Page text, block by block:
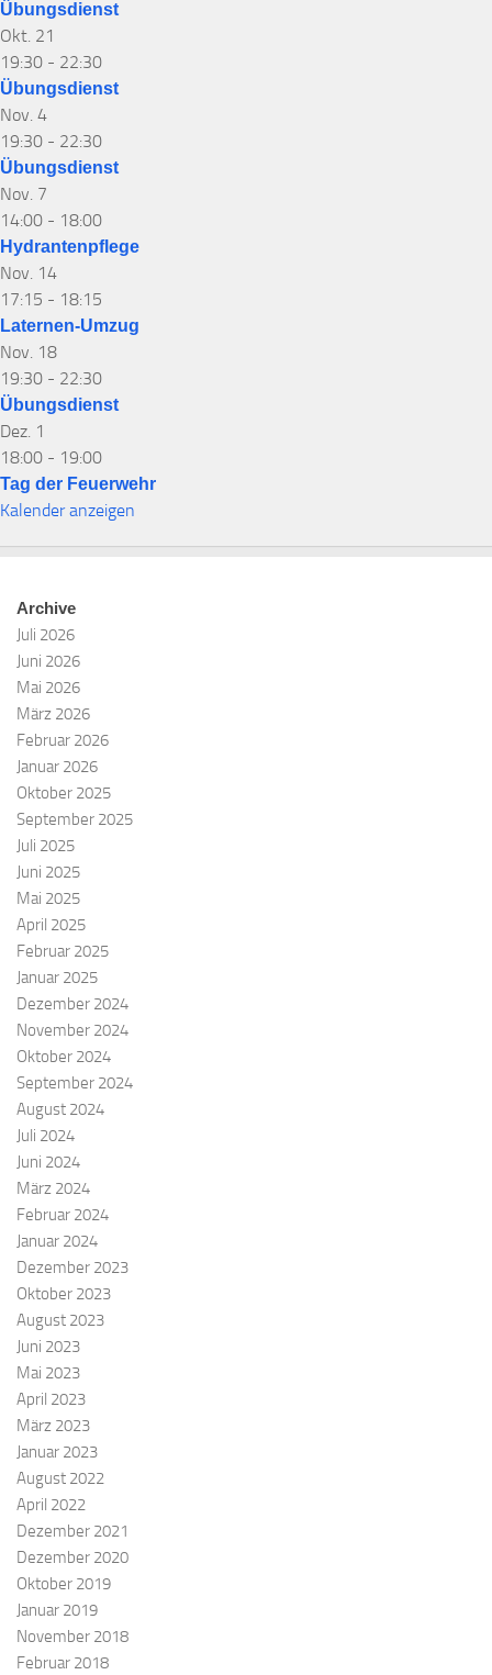
Übungsdienst
Okt. 21
19:30 - 22:30
Übungsdienst
Nov. 4
19:30 - 22:30
Übungsdienst
Nov. 7
14:00 - 18:00
Hydrantenpflege
Nov. 14
17:15 - 18:15
Laternen-Umzug
Nov. 18
19:30 - 22:30
Übungsdienst
Dez. 1
18:00 - 19:00
Tag der Feuerwehr
Kalender anzeigen
Archive
Juli 2026
Juni 2026
Mai 2026
März 2026
Februar 2026
Januar 2026
Oktober 2025
September 2025
Juli 2025
Juni 2025
Mai 2025
April 2025
Februar 2025
Januar 2025
Dezember 2024
November 2024
Oktober 2024
September 2024
August 2024
Juli 2024
Juni 2024
März 2024
Februar 2024
Januar 2024
Dezember 2023
Oktober 2023
August 2023
Juni 2023
Mai 2023
April 2023
März 2023
Januar 2023
August 2022
April 2022
Dezember 2021
Dezember 2020
Oktober 2019
Januar 2019
November 2018
Februar 2018